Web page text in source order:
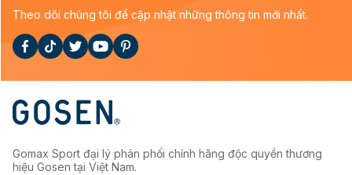
Theo dõi chúng tôi để cập nhật những thông tin mới nhất.
Gomax Sport đại lý phân phối chính hãng độc quyền thương
hiệu Gosen tại Việt Nam.